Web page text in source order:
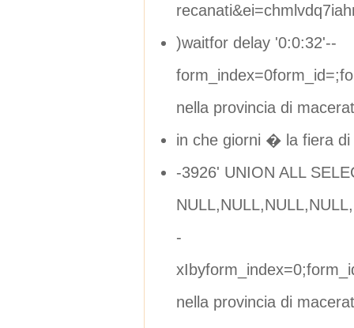
)waitfor delay '0:0:32'--
nella provincia di
in che giorni � la fiera di
-3926' UNION ALL
-
nella provincia di